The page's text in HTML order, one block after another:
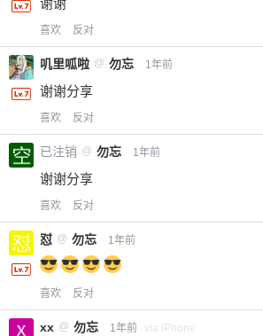
谢谢
喜欢 反对
叽里呱啦 @ 勿忘 1年前
谢谢分享
喜欢 反对
已注销 @ 勿忘 1年前
谢谢分享
喜欢 反对
怼 @ 勿忘 1年前
喜欢 反对
xx @ 勿忘 1年前 via iPhone